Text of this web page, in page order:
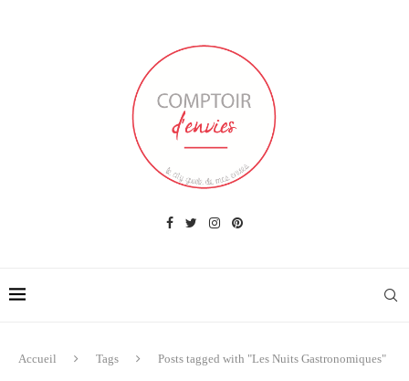
Accueil Tags Posts tagged with "Les Nuits Gastronomiques"